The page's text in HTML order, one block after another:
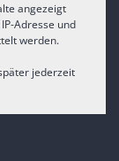
angezeigt
Adresse und
werden.
jederzeit